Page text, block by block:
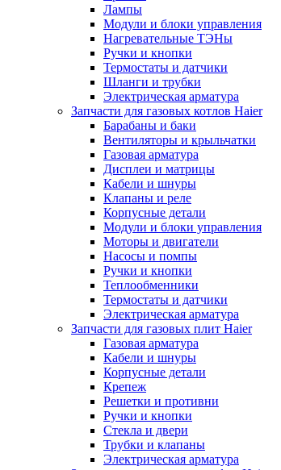
Лампы
Модули и блоки управления
Нагревательные ТЭНы
Ручки и кнопки
Термостаты и датчики
Шланги и трубки
Электрическая арматура
Запчасти для газовых котлов Haier
Барабаны и баки
Вентиляторы и крыльчатки
Газовая арматура
Дисплеи и матрицы
Кабели и шнуры
Клапаны и реле
Корпусные детали
Модули и блоки управления
Моторы и двигатели
Насосы и помпы
Ручки и кнопки
Теплообменники
Термостаты и датчики
Электрическая арматура
Запчасти для газовых плит Haier
Газовая арматура
Кабели и шнуры
Корпусные детали
Крепеж
Решетки и противни
Ручки и кнопки
Стекла и двери
Трубки и клапаны
Электрическая арматура